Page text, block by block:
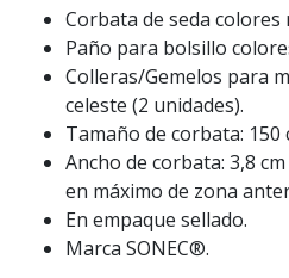
Corbata de seda colores
Paño para bolsillo
Colleras/Gemelos para
celeste (2 unidades).
Tamaño de corbata:
Ancho de corbata: 3,8
en máximo de zona
En empaque sellado.
Marca SONEC®.